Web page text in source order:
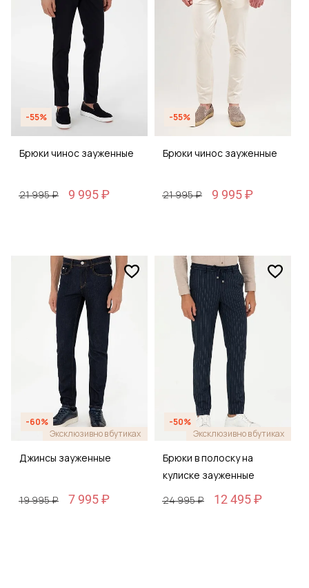
-55%
Брюки чинос зауженные
21 995 ₽ 9 995 ₽
-55%
Брюки чинос зауженные
21 995 ₽ 9 995 ₽
-60%
Эксклюзивно в бутиках
Джинсы зауженные
19 995 ₽ 7 995 ₽
-50%
Эксклюзивно в бутиках
Брюки в полоску на
кулиске зауженные
24 995 ₽
12 495 ₽